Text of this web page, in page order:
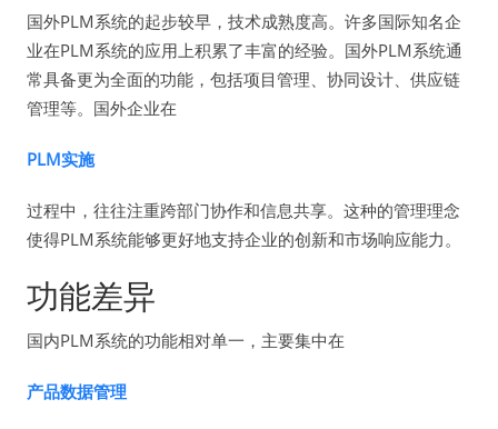
国外PLM系统的起步较早，技术成熟度高。许多国际知名企
业在PLM系统的应用上积累了丰富的经验。国外PLM系统通
常具备更为全面的功能，包括项目管理、协同设计、供应链
管理等。国外企业在
PLM实施
过程中，往往注重跨部门协作和信息共享。这种的管理理念
使得PLM系统能够更好地支持企业的创新和市场响应能力。
功能差异
国内PLM系统的功能相对单一，主要集中在
产品数据管理